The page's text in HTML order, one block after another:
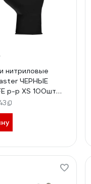
нитриловые
ЧЕРНЫЕ
р-р ХS 100шт